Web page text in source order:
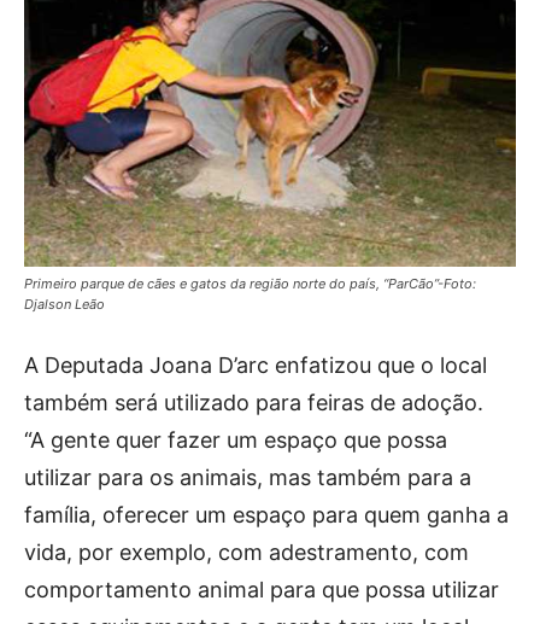
Primeiro parque de cães e gatos da região norte do país, “ParCão”-Foto:
Djalson Leão
A Deputada Joana D’arc enfatizou que o local
também será utilizado para feiras de adoção.
“A gente quer fazer um espaço que possa
utilizar para os animais, mas também para a
família, oferecer um espaço para quem ganha a
vida, por exemplo, com adestramento, com
comportamento animal para que possa utilizar